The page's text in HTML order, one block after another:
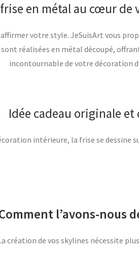
en métal au cœur de
votre style. JeSuisArt vous
réalisées en métal découpé,
incontournable de votre décoration
Idée cadeau originale et
intérieure, la frise se dessine
l’avons-nous
création de vos skylines nécessite